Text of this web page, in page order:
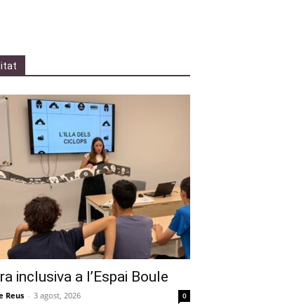
inclusiva a l’Espai Boule
Reus - 3 agost, 2026 0